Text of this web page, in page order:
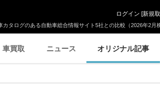
タログのある自動車総合情報サイト5社との比較（2026年2月
ログイン [新規
車買取 ニュース オリジナル記事